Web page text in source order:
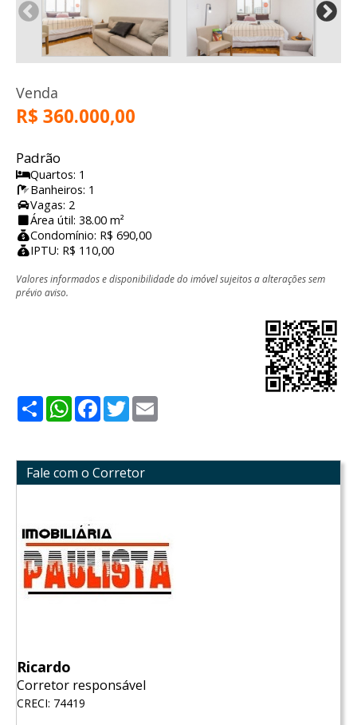
Venda
R$ 360.000,00
Padrão
Quartos: 1
Banheiros: 1
Vagas: 2
Área útil: 38.00 m²
Condomínio: R$ 690,00
IPTU: R$ 110,00
Valores informados e disponibilidade do imóvel sujeitos a alterações sem
prévio aviso.
ShareWhatsApp
Facebook
Twitter
Fale com o Corretor
Ricardo
Corretor responsável
CRECI: 74419